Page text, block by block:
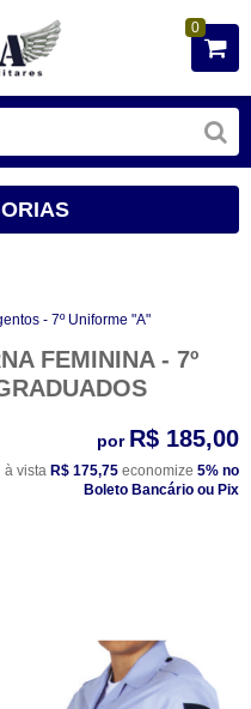
0
- 7º Uniforme "A"
FEMININA - 7º
por R$ 185,00
à vista R$ 175,75 economize 5% no
Boleto Bancário ou Pix